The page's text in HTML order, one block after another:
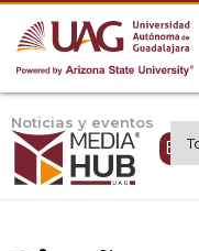
Noticias y eventos